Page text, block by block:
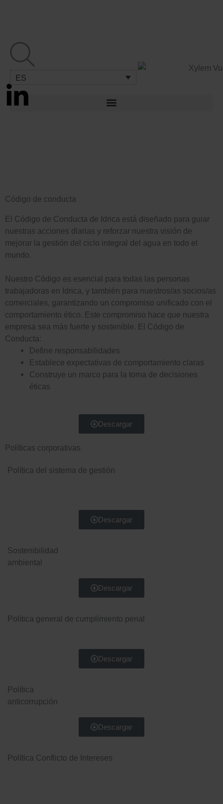
ES
Código de conducta
El Código de Conducta de Idrica está diseñado para guiar
nuestras acciones diarias y reforzar nuestra visión de
mejorar la gestión del ciclo integral del agua en todo el
mundo.
Nuestro Código es esencial para todas las personas
trabajadoras en Idrica, y también para nuestros/as socios/as
comerciales, garantizando un compromiso unificado con el
comportamiento ético. Este compromiso hace que nuestra
empresa sea más fuerte y sostenible. El Código de
Conducta:
Define responsabilidades
Establece expectativas de comportamiento claras
Construye un marco para la toma de decisiones
éticas
Descargar
Políticas corporativas
Política del sistema de gestión
Descargar
Sostenibilidad
ambiental
Descargar
Política general de cumplimiento penal
Descargar
Política
anticorrupción
Descargar
Política Conflicto de Intereses
L
e
d
i
n
-
i
n
k
e
d
i
n
-
i
n